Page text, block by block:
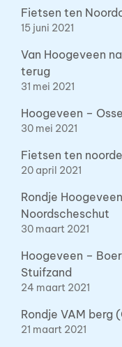
Fietsen ten
15 juni 2021
Van Hoogeveen
terug
31 mei 2021
Hoogeveen –
30 mei 2021
Fietsen ten
20 april 2021
Rondje
Noordscheschut
30 maart 2021
Hoogeveen –
Stuifzand
24 maart 2021
Rondje VAM berg
21 maart 2021